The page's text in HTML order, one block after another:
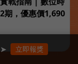
期，優惠價1,690
➤ 立即報獎